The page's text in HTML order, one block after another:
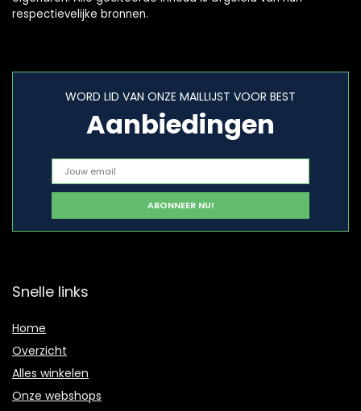
respectievelijke bronnen.
WORD LID VAN ONZE MAILLIJST VOOR BEST
Aanbiedingen
Snelle links
Home
Overzicht
Alles winkelen
Onze webshops